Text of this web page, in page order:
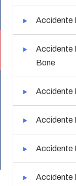
Accidente
Accidente
Bone
Accidente
Accidente
Accidente
Accidente